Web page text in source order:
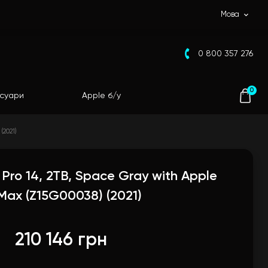
Мова
0 800 357 276
Apple б/у
0
14, 2TB, Space Gray with Apple
(Z15G00038) (2021)
210 146 грн